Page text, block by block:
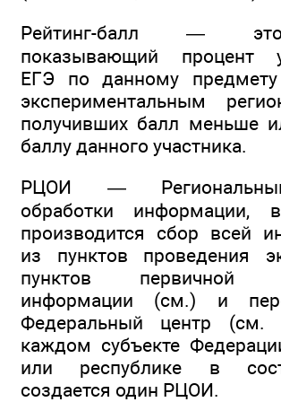
Рейтинг-балл —
показывающий процент
ЕГЭ по данному
экспериментальным
получивших балл меньше
баллу данного участника.
РЦОИ —
обработки информации,
производится сбор всей
из пунктов проведения
пунктов первичной
информации (см.) и
Федеральный центр
каждом субъекте
или республике в
создается один РЦОИ.